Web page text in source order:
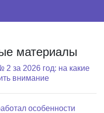
материалы
за 2026 год: на какие
внимание
особенности